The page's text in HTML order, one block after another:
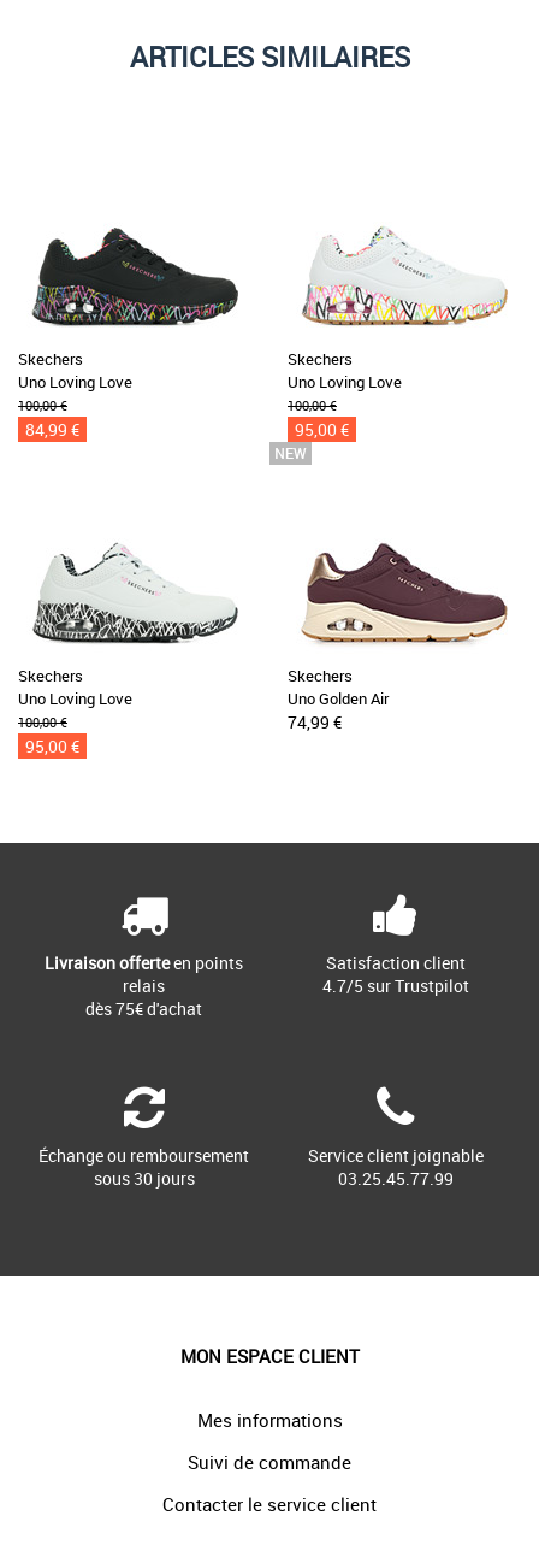
ARTICLES SIMILAIRES
Skechers
Uno Loving Love
100,00 €
84,99 €
Skechers
Uno Loving Love
100,00 €
95,00 €
Skechers
Uno Loving Love
100,00 €
95,00 €
Skechers
Uno Golden Air
74,99 €
Livraison offerteen points
relais
dès 75€ d'achat
Satisfaction client
4.7/5 sur Trustpilot
Échange ou remboursement
sous 30 jours
Service client joignable
03.25.45.77.99
MON ESPACE CLIENT
Mes informations
Suivi de commande
Contacter le service client